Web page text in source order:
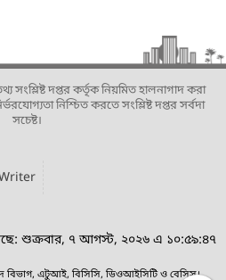
দপ্তর কর্তৃক নিয়মিত হালনাগাদ করা
নিশ্চিত করতে সংশ্লিষ্ট দপ্তর সর্বদা
সচেষ্ট।
শুক্রবার, ৭ আগস্ট, ২০২৬ এ ১০:৫৯:৪৭
বিভাগ, এটুআই, বিসিসি, ডিওআইসিটি ও বেসিস।